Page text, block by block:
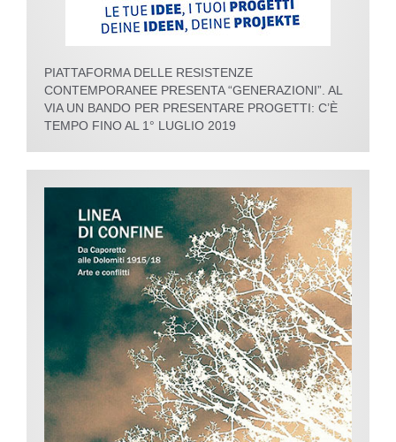
PIATTAFORMA DELLE RESISTENZE
CONTEMPORANEE PRESENTA “GENERAZIONI”. AL
VIA UN BANDO PER PRESENTARE PROGETTI: C’È
TEMPO FINO AL 1° LUGLIO 2019